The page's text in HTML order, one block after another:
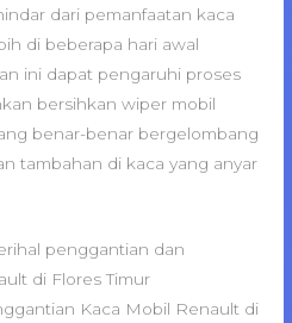
dari pemanfaatan kaca
di beberapa hari awal
ini dapat pengaruhi proses
bersihkan wiper mobil
benar-benar bergelombang
tambahan di kaca yang anyar
penggantian dan
di Flores Timur
Kaca Mobil Renault di